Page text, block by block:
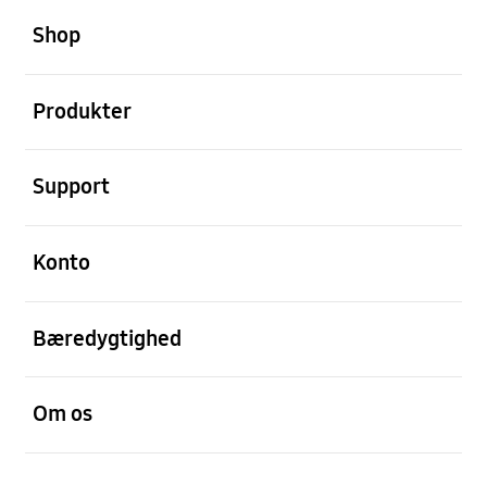
Shop
Produkter
Support
Konto
Bæredygtighed
Om os